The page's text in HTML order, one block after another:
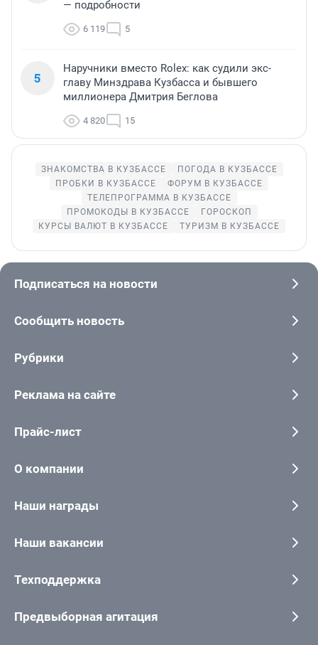
— подробности
6 119 5
5
Наручники вместо Rolex: как судили экс-
главу Минздрава Кузбасса и бывшего
миллионера Дмитрия Беглова
4 820 15
ЗНАКОМСТВА В КУЗБАССЕ
ПОГОДА В КУЗБАССЕ
ПРОБКИ В КУЗБАССЕ
ФОРУМ В КУЗБАССЕ
ТЕЛЕПРОГРАММА В КУЗБАССЕ
ПРОМОКОДЫ В КУЗБАССЕ
ГОРОСКОП
КУРСЫ ВАЛЮТ В КУЗБАССЕ
ТУРИЗМ В КУЗБАССЕ
Подписаться на новости
Сообщить новость
Рубрики
Реклама на сайте
Прайс-лист
О компании
Наши награды
Наши вакансии
Техподдержка
Предвыборная агитация